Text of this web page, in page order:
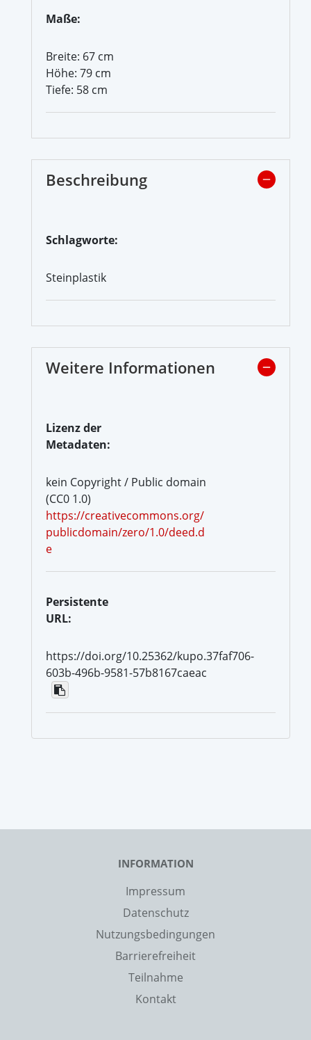
Maße:
Breite: 67 cm
Höhe: 79 cm
Tiefe: 58 cm
Beschreibung
Schlagworte:
Steinplastik
Weitere Informationen
Lizenz der
Metadaten:
kein Copyright / Public domain
(CC0 1.0)
https://creativecommons.org/
publicdomain/zero/1.0/deed.d
e
Persistente
URL:
https://doi.org/10.25362/kupo.37faf706-
603b-496b-9581-57b8167caeac
INFORMATION
Impressum
Datenschutz
Nutzungsbedingungen
Barrierefreiheit
Teilnahme
Kontakt